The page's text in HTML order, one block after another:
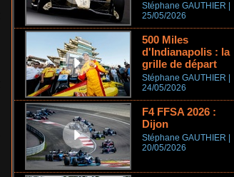
Stéphane GAUTHIER |
25/05/2026
500 Miles
d'Indianapolis : la
grille de départ
Stéphane GAUTHIER |
24/05/2026
F4 FFSA 2026 :
Dijon
Stéphane GAUTHIER |
20/05/2026